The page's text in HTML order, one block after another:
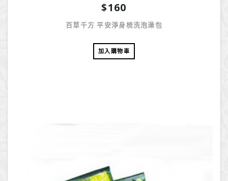
$160
百草千方 平安淨身梳洗泡澡包
加入購物車